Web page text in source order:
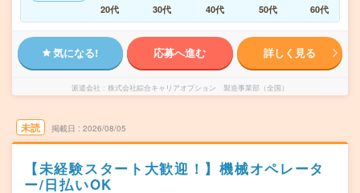
20代
30代 40代 50代 60代
気になる! 応募へ進む 詳しく見る
派遣会社 株式会社綜合キャリアオプション 製造事業部（全国）
未読 掲載日 2026/08/05
【未経験スタート大歓迎！】機械オペレータ
ー/日払いOK